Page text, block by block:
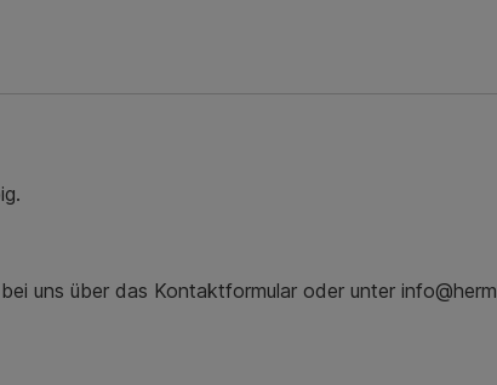
uns über das Kontaktformular oder unter